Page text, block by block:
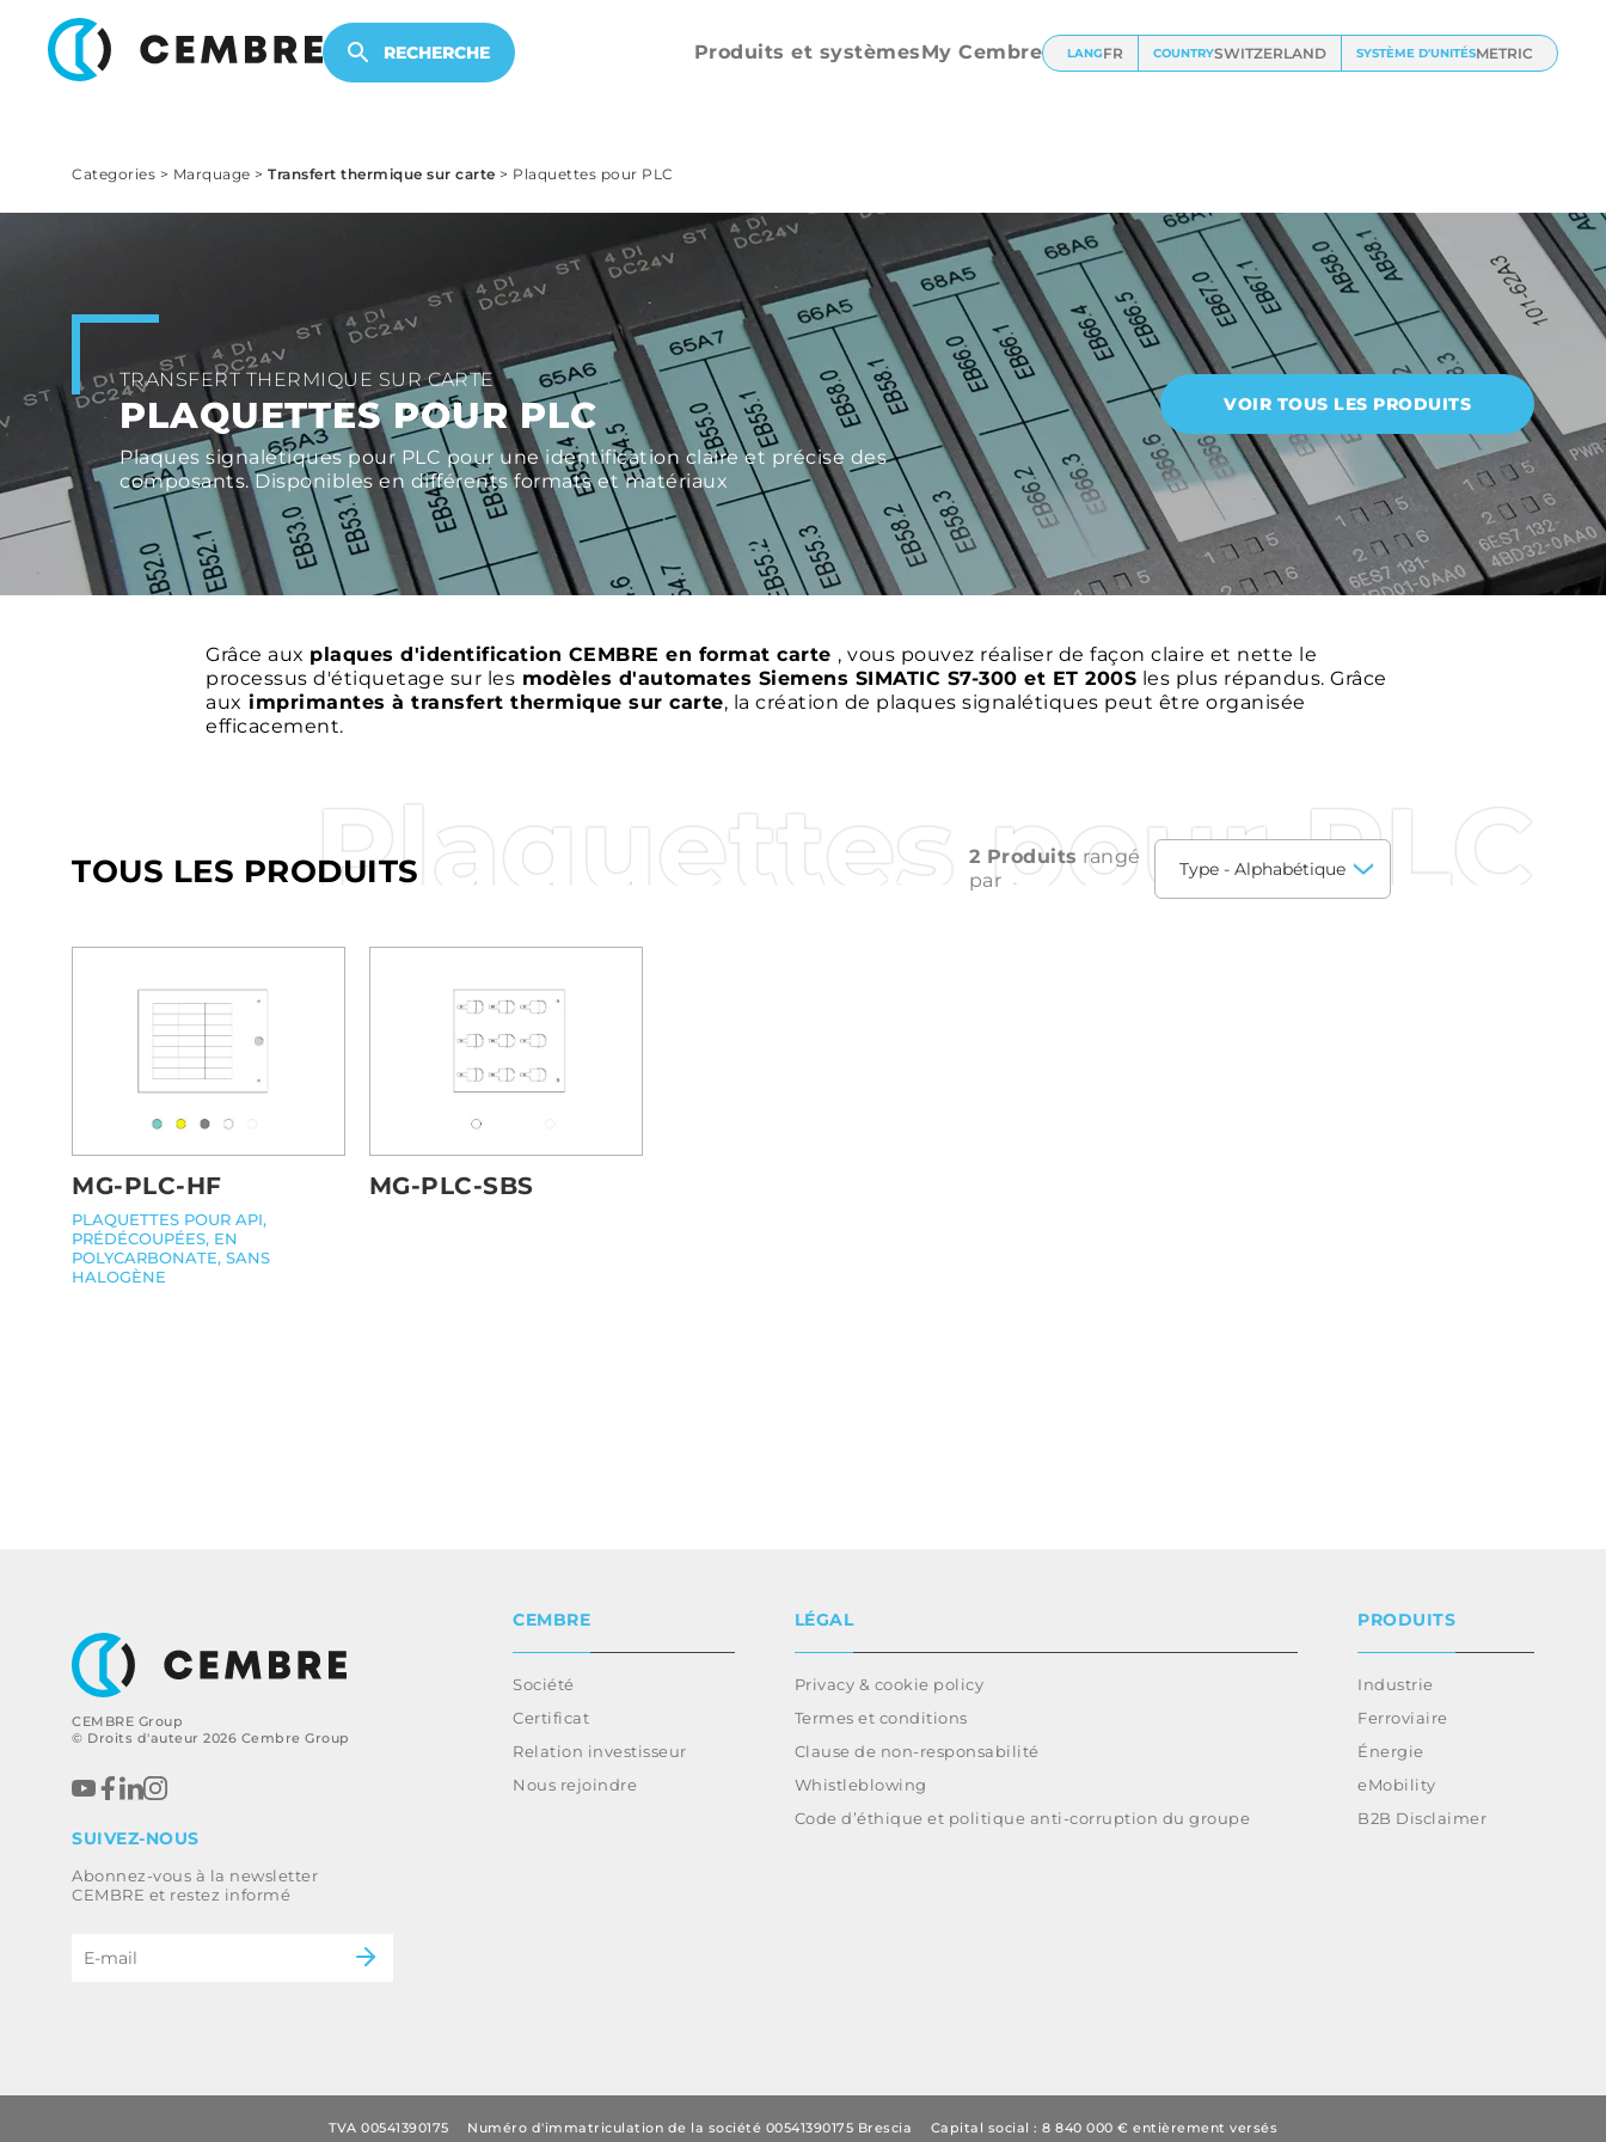
RECHERCHE Produits et systèmesMy Cembre LANGFR COUNTRYSWITZERLAND SYSTÈME D'UNITÉSMETRIC
PRODUITS ÉLECTRONIQUES
Categories > Marquage > Transfert thermique sur carte > Plaquettes pour PLC
TRANSFERT THERMIQUE SUR CARTE
PLAQUETTES POUR PLC
Plaques signalétiques pour PLC pour une identification claire et précise des
composants. Disponibles en différents formats et matériaux
VOIR TOUS LES PRODUITS
Grâce aux plaques d'identification CEMBRE en format carte , vous pouvez réaliser de façon claire et nette le
processus d'étiquetage sur les modèles d'automates Siemens SIMATIC S7-300 et ET 200S les plus répandus. Grâce
aux imprimantes à transfert thermique sur carte, la création de plaques signalétiques peut être organisée
efficacement.
TOUS LES PRODUITSPlaquettes pour PLC
2 Produits rangé
par
MG-PLC-HF
PLAQUETTES POUR API,
PRÉDÉCOUPÉES, EN
POLYCARBONATE, SANS
HALOGÈNE
MG-PLC-SBS
CEMBRE Group
© Droits d'auteur 2026 Cembre Group
CEMBRE
Société
Certificat
Relation investisseur
Nous rejoindre
LÉGAL
Privacy & cookie policy
Termes et conditions
Clause de non-responsabilité
Whistleblowing
Code d’éthique et politique anti-corruption du groupe
PRODUITS
Industrie
Ferroviaire
Énergie
eMobility
B2B Disclaimer
SUIVEZ-NOUS
Abonnez-vous à la newsletter
CEMBRE et restez informé
TVA 00541390175 Numéro d'immatriculation de la société 00541390175 Brescia Capital social : 8 840 000 € entièrement versés